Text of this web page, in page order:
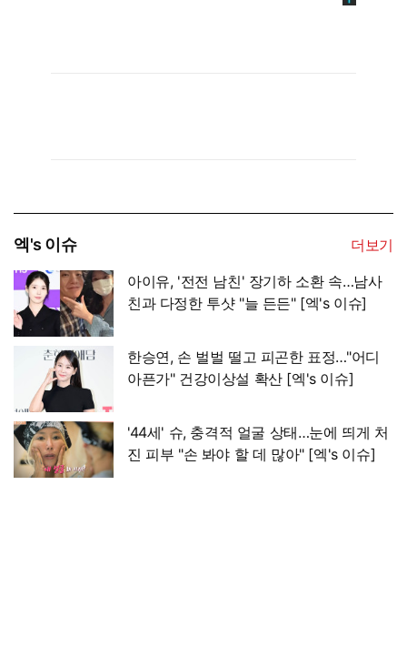
엑's 이슈
더보기
아이유, '전전 남친' 장기하 소환 속…남사
친과 다정한 투샷 "늘 든든" [엑's 이슈]
한승연, 손 벌벌 떨고 피곤한 표정…"어디
아픈가" 건강이상설 확산 [엑's 이슈]
'44세' 슈, 충격적 얼굴 상태…눈에 띄게 처
진 피부 "손 봐야 할 데 많아" [엑's 이슈]